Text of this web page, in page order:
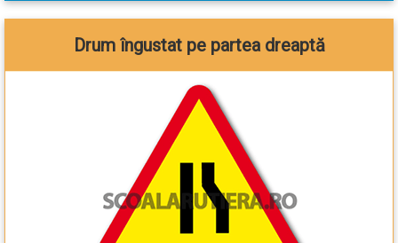
temporare
Drum îngustat pe partea dreaptă